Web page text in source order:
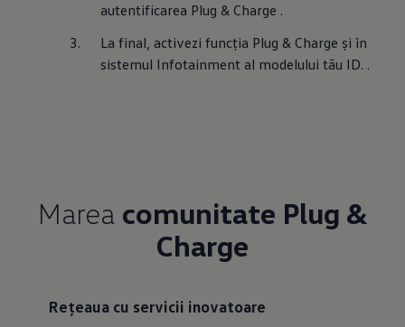
autentificarea Plug & Charge .
La final, activezi funcția Plug & Charge și în
sistemul Infotainment al modelului tău ID. .
Marea comunitate Plug &
Charge
Rețeaua cu servicii inovatoare